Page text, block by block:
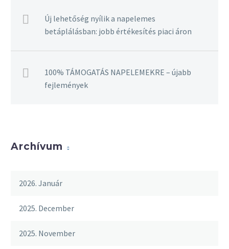
Új lehetőség nyílik a napelemes
betáplálásban: jobb értékesítés piaci áron
100% TÁMOGATÁS NAPELEMEKRE – újabb
fejlemények
Archívum
2026. Január
2025. December
2025. November